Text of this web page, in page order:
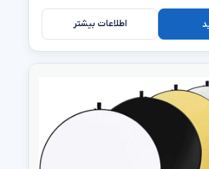
اطلاعات بیشتر